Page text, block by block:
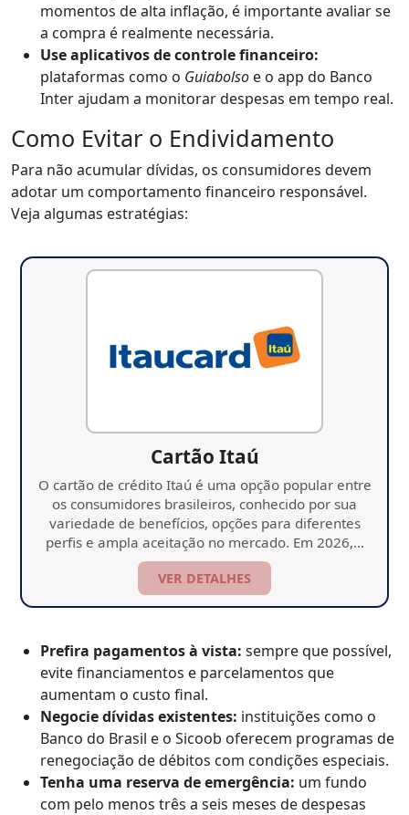
momentos de alta inflação, é importante avaliar se
a compra é realmente necessária.
Use aplicativos de controle financeiro:
plataformas como o Guiabolso e o app do Banco
Inter ajudam a monitorar despesas em tempo real.
Como Evitar o Endividamento
Para não acumular dívidas, os consumidores devem
adotar um comportamento financeiro responsável.
Veja algumas estratégias:
Cartão Itaú
O cartão de crédito Itaú é uma opção popular entre
os consumidores brasileiros, conhecido por sua
variedade de benefícios, opções para diferentes
perfis e ampla aceitação no mercado. Em 2026,…
VER DETALHES
Prefira pagamentos à vista: sempre que possível,
evite financiamentos e parcelamentos que
aumentam o custo final.
Negocie dívidas existentes: instituições como o
Banco do Brasil e o Sicoob oferecem programas de
renegociação de débitos com condições especiais.
Tenha uma reserva de emergência: um fundo
com pelo menos três a seis meses de despesas